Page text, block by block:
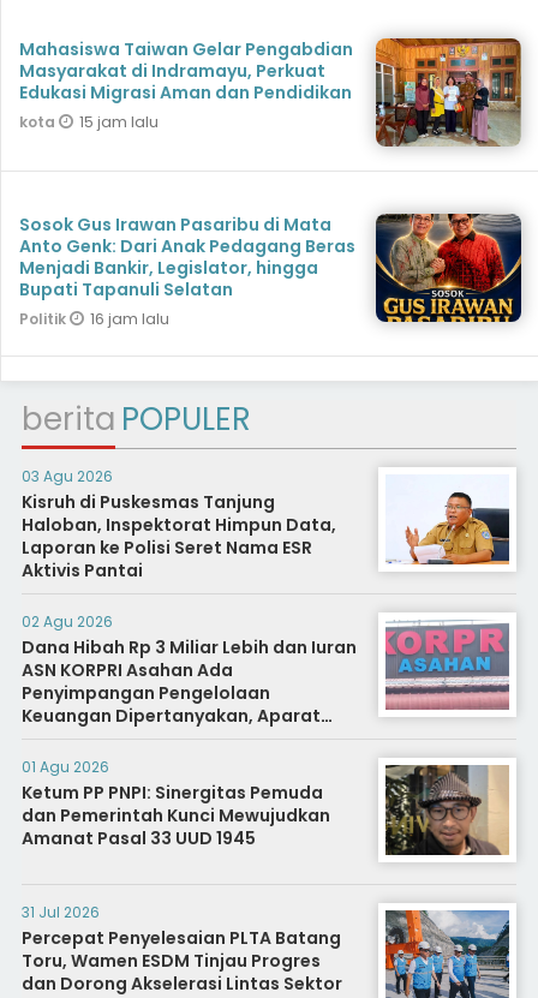
Mahasiswa Taiwan Gelar Pengabdian
Masyarakat di Indramayu, Perkuat
Edukasi Migrasi Aman dan Pendidikan
kota 15 jam lalu
Sosok Gus Irawan Pasaribu di Mata
Anto Genk: Dari Anak Pedagang Beras
Menjadi Bankir, Legislator, hingga
Bupati Tapanuli Selatan
Politik 16 jam lalu
berita POPULER
03 Agu 2026
Kisruh di Puskesmas Tanjung
Haloban, Inspektorat Himpun Data,
Laporan ke Polisi Seret Nama ESR
Aktivis Pantai
02 Agu 2026
Dana Hibah Rp 3 Miliar Lebih dan Iuran
ASN KORPRI Asahan Ada
Penyimpangan Pengelolaan
Keuangan Dipertanyakan, Aparat
Diminta Segera Usut
01 Agu 2026
Ketum PP PNPI: Sinergitas Pemuda
dan Pemerintah Kunci Mewujudkan
Amanat Pasal 33 UUD 1945
31 Jul 2026
Percepat Penyelesaian PLTA Batang
Toru, Wamen ESDM Tinjau Progres
dan Dorong Akselerasi Lintas Sektor